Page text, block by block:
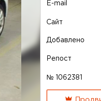
E-mail
Сайт
Добавлено
Репост
№ 1062381